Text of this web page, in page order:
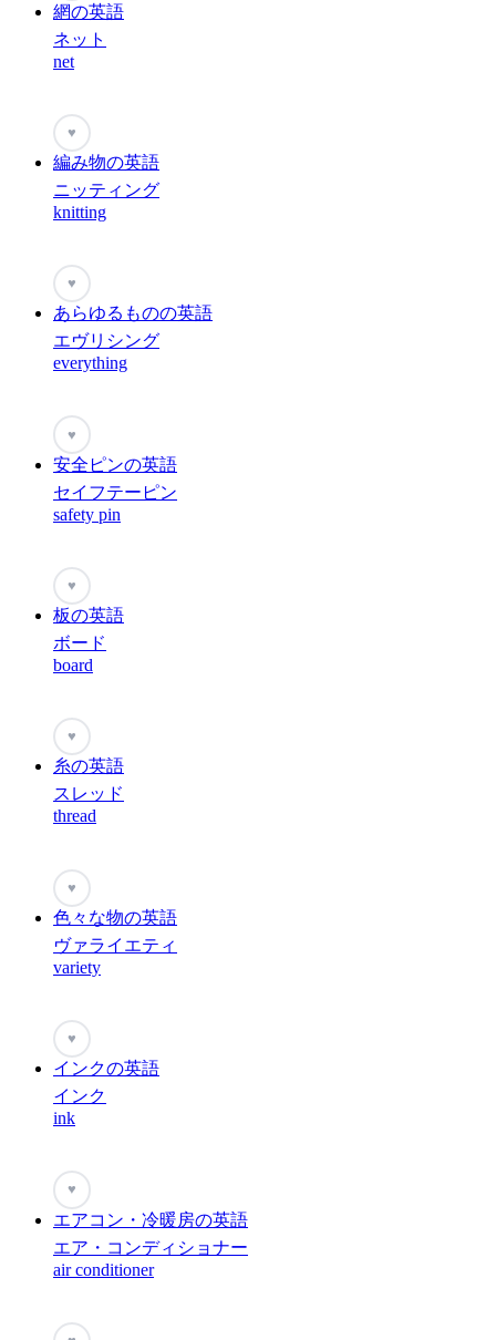
網の英語
ネット
net
♥
編み物の英語
ニッティング
knitting
♥
あらゆるものの英語
エヴリシング
everything
♥
安全ピンの英語
セイフテーピン
safety pin
♥
板の英語
ボード
board
♥
糸の英語
スレッド
thread
♥
色々な物の英語
ヴァライエティ
variety
♥
インクの英語
インク
ink
♥
エアコン・冷暖房の英語
エア・コンディショナー
air conditioner